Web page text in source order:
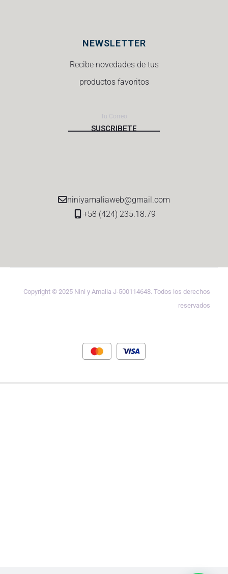
NEWSLETTER
Recibe novedades de tus
productos favoritos
niniyamaliaweb@gmail.com
+58 (424) 235.18.79
Copyright © 2025 Nini y Amalia J-500114648. Todos los derechos
reservados